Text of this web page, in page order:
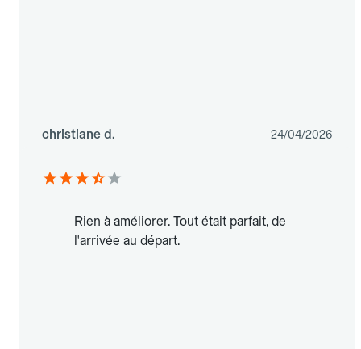
christiane d. 24/04/2026
Rien à améliorer. Tout était parfait, de
l'arrivée au départ.